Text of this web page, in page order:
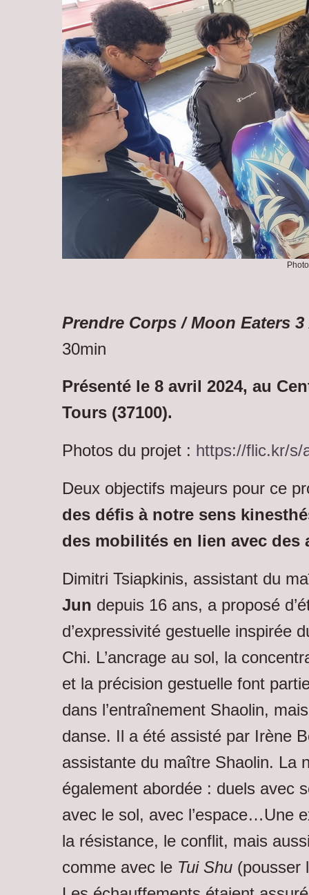
Prendre Corps / Moon Eaters
30min
Présenté le 8 avril 2024, au
Tours (37100).
Photos du projet : https://flic.kr/s/
Deux objectifs majeurs pour ce
des défis à notre sens
des mobilités en lien avec des
Dimitri Tsiapkinis, assistant du
Jun depuis 16 ans, a proposé
d’expressivité gestuelle inspirée
Chi. L’ancrage au sol, la
et la précision gestuelle font
dans l’entraînement Shaolin,
danse. Il a été assisté par Irène
assistante du maître Shaolin. La
également abordée : duels avec
avec le sol, avec l’espace…Une
la résistance, le conflit, mais
comme avec le Tui Shu (pousser